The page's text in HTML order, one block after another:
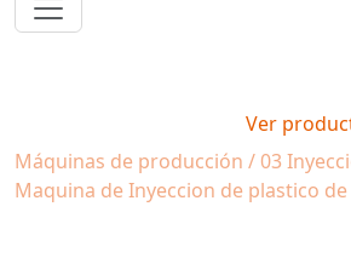
Ver
Máquinas de producción / 03
Maquina de Inyeccion de plastico